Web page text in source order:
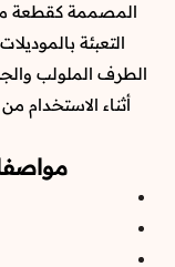
المصممة كقطعة
التعبئة
الطرف الملولب
أثناء الاستخدام من